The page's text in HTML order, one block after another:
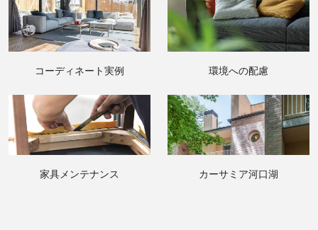
コーディネート実例 環境への配慮
家具メンテナンス カーサミア河口湖